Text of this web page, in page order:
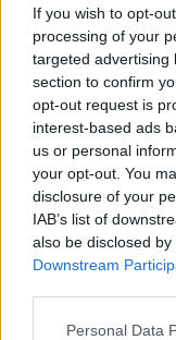
If you wish to opt-
processing of your
targeted advertising
section to confirm
opt-out request is
interest-based ads
us or personal
your opt-out. You
disclosure of your
IAB’s list of
also be disclosed
Downstream
Personal Data
ocasión es
450.000 euros
Generales de la
Esta dotación
este año 2025,
“ambicioso” que
universitario de
participativa y
El Secretario
Ángel Acosta,
el año 2025
ámbito
entrada en vigor